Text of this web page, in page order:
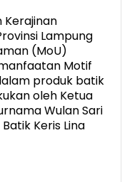
Kerajinan
Lampung
(MoU)
Motif
produk batik
oleh Ketua
Wulan Sari
Keris Lina